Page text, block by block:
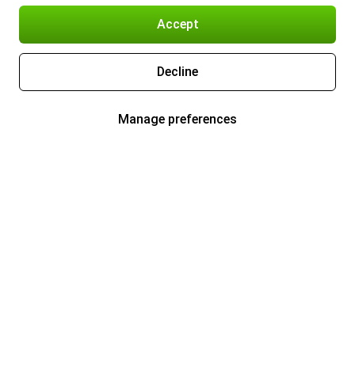
Accept
Decline
Manage preferences